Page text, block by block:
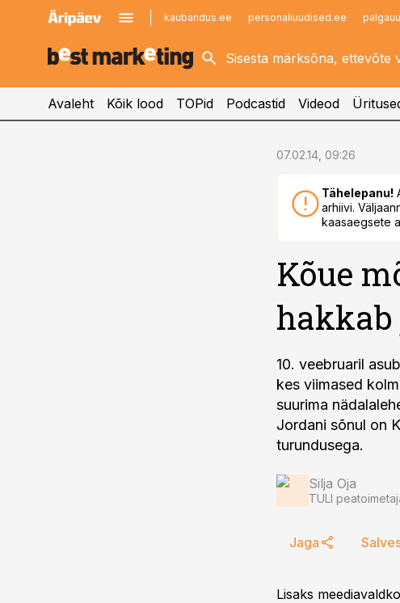
kaubandus.ee personaliuudised.ee
kinnisvarauudised.ee
logistikauudised.ee
imelineajalugu.ee
Avaleht Kõik lood TOPid Podcastid Videod
07.02.14, 09:26
Tähelepanu!
arhiivi.
kaasaegsete
Kõue
10. veebruaril
kes viimased
suurima
Jordani sõnul on
turundusega.
Silja Oja
TULI
Jaga
Lisaks